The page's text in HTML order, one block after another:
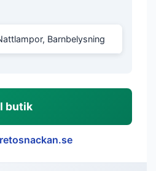
Barnbelysning
butik